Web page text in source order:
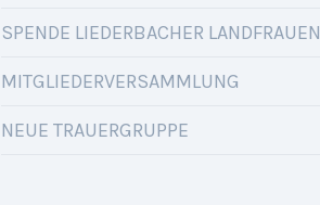
SPENDE LIEDERBACHER LANDFRAUEN
MITGLIEDERVERSAMMLUNG
NEUE TRAUERGRUPPE